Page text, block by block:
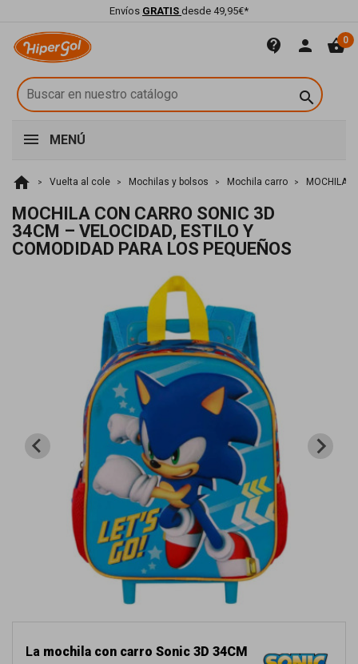
Envíos GRATIS desde 49,95€*
contact_support person shopping_basket0

MENÚ
home Vuelta al cole Mochilas y bolsos Mochila carro MOCHILA
MOCHILA CON CARRO SONIC 3D
34CM – VELOCIDAD, ESTILO Y
COMODIDAD PARA LOS PEQUEÑOS
La mochila con carro Sonic 3D 34CM